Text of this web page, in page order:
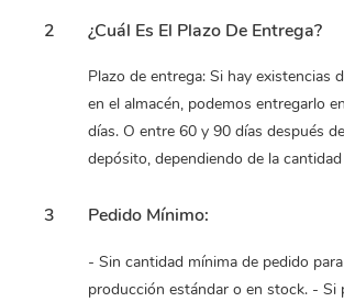
2 ¿Cuál Es El Plazo De Entrega?
Plazo de entrega: Si hay existencias
en el almacén, podemos entregarlo
días. O entre 60 y 90 días después
depósito, dependiendo de la
3 Pedido Mínimo:
- Sin cantidad mínima de pedido para
producción estándar o en stock. - Si